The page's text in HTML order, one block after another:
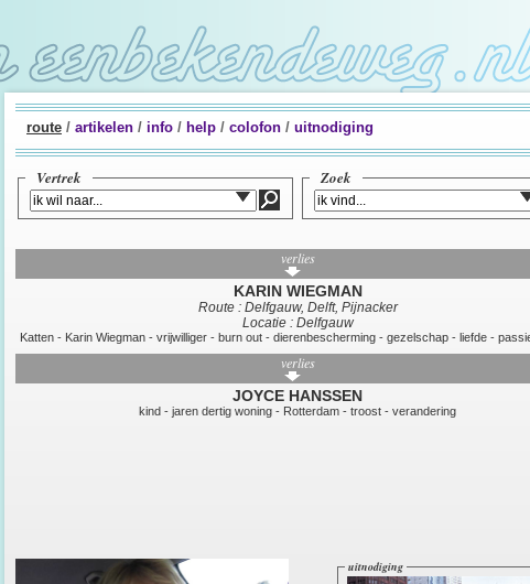
route / artikelen / info / help / colofon / uitnodiging
uitnodiging
verlies
KARIN WIEGMAN
Route : Delfgauw, Delft, Pijnacker
Locatie : Delfgauw
Katten - Karin Wiegman - vrijwilliger - burn out - dierenbescherming - gezelschap - liefde -
verlies
JOYCE HANSSEN
kind - jaren dertig woning - Rotterdam - troost - verandering
Vertrek Zoek